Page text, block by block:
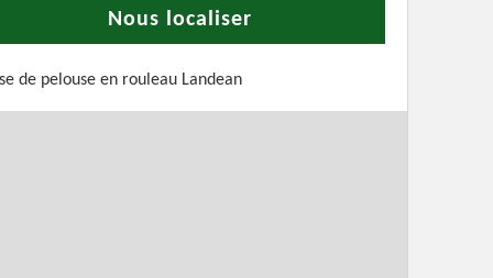
Nous localiser
de pelouse en rouleau Landean